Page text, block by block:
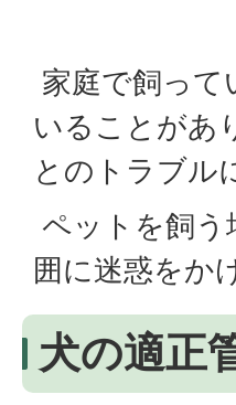
家庭で飼っ
いることがあ
とのトラブル
ペットを飼う
囲に迷惑をか
犬の適正